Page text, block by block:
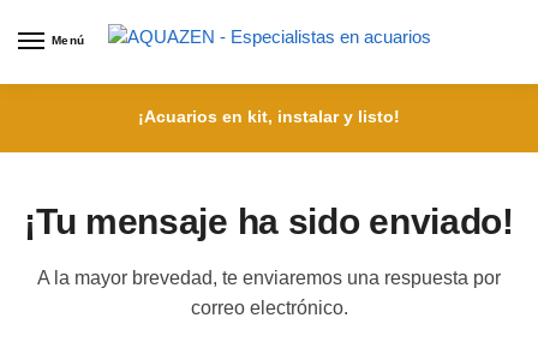
Menú
¡Acuarios en kit, instalar y listo!
¡Tu mensaje ha sido enviado!
A la mayor brevedad, te enviaremos una respuesta por
correo electrónico.